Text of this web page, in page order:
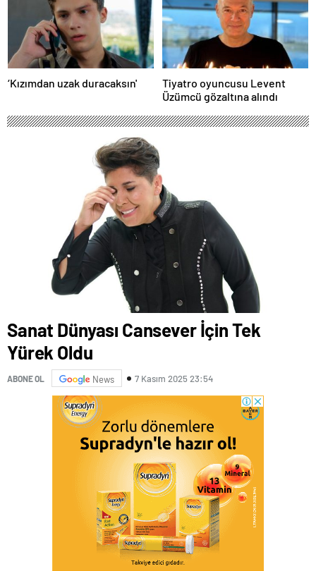
‘Kızımdan uzak duracaksın'
Tiyatro oyuncusu Levent
Üzümcü gözaltına alındı
Sanat Dünyası Cansever İçin Tek
Yürek Oldu
ABONE OL News 7 Kasım 2025 23:54